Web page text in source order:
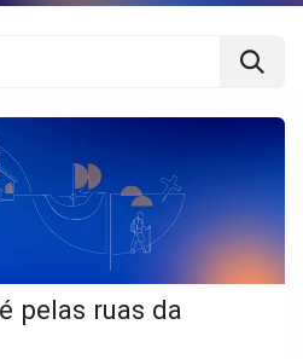
pelas ruas da